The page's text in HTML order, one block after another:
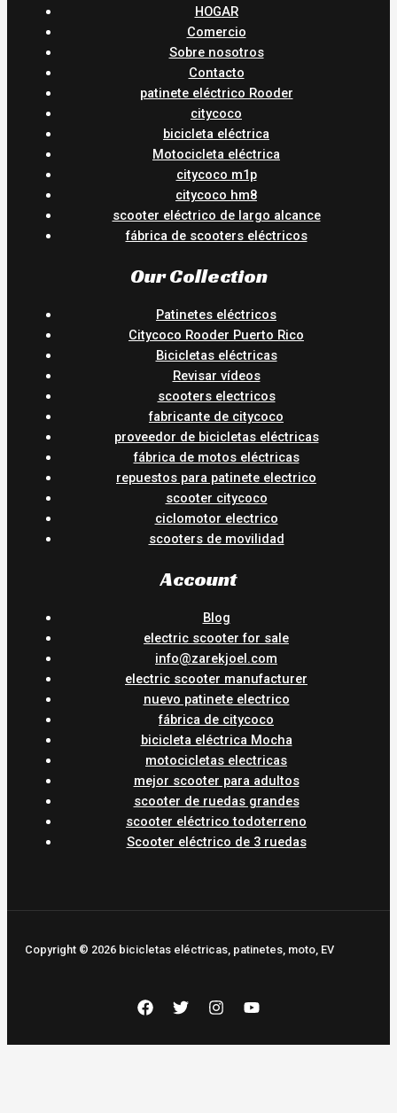
HOGAR
Comercio
Sobre nosotros
Contacto
patinete eléctrico Rooder
citycoco
bicicleta eléctrica
Motocicleta eléctrica
citycoco m1p
citycoco hm8
scooter eléctrico de largo alcance
fábrica de scooters eléctricos
Our Collection
Patinetes eléctricos
Citycoco Rooder Puerto Rico
Bicicletas eléctricas
Revisar vídeos
scooters electricos
fabricante de citycoco
proveedor de bicicletas eléctricas
fábrica de motos eléctricas
repuestos para patinete electrico
scooter citycoco
ciclomotor electrico
scooters de movilidad
Account
Blog
electric scooter for sale
info@zarekjoel.com
electric scooter manufacturer
nuevo patinete electrico
fábrica de citycoco
bicicleta eléctrica Mocha
motocicletas electricas
mejor scooter para adultos
scooter de ruedas grandes
scooter eléctrico todoterreno
Scooter eléctrico de 3 ruedas
Copyright © 2026 bicicletas eléctricas, patinetes, moto, EV